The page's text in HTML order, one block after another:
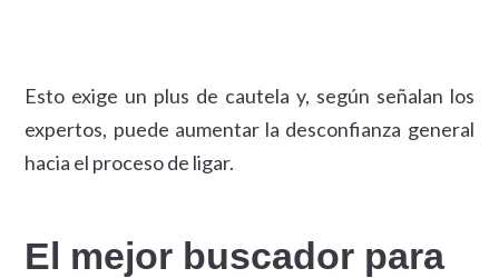
Esto exige un plus de cautela y, según señalan los
expertos, puede aumentar la desconfianza general
hacia el proceso de ligar.
El mejor buscador para